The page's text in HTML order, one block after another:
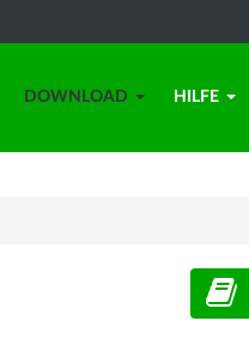
DOWNLOAD HILFE